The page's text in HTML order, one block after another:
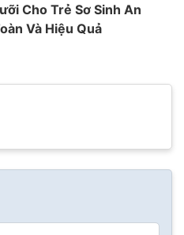
Cho Trẻ Sơ Sinh An
Và Hiệu Quả